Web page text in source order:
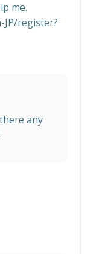
me.
register?
any